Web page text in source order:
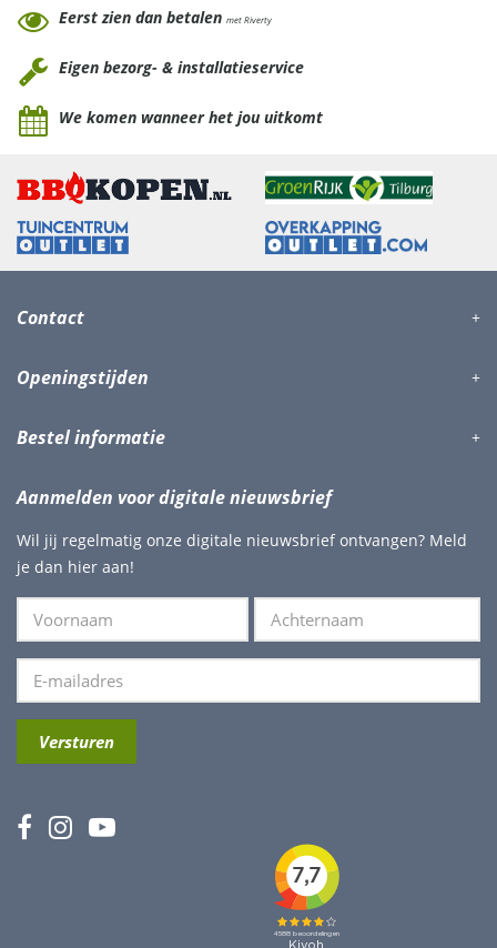
Eerst zien dan betalen met Riverty
Eigen bezorg- & installatieservice
We komen wanneer het jou uitkomt
Contact
Openingstijden
Bestel informatie
Aanmelden voor digitale nieuwsbrief
Wil jij regelmatig onze digitale nieuwsbrief ontvangen? Meld
je dan hier aan!